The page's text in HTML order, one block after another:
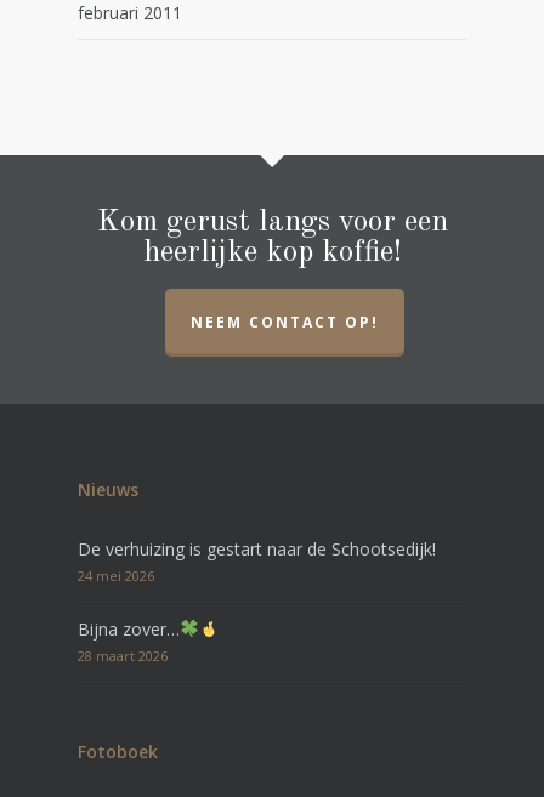
februari 2011
Kom gerust langs voor een
heerlijke kop koffie!
NEEM CONTACT OP!
Nieuws
De verhuizing is gestart naar de Schootsedijk!
24 mei 2026
Bijna zover…
28 maart 2026
Fotoboek